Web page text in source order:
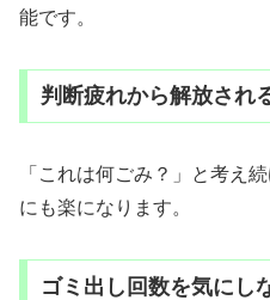
能です。
判断疲れから解放され
「これは何ごみ？」と考え
にも楽になります。
ゴミ出し回数を気にし